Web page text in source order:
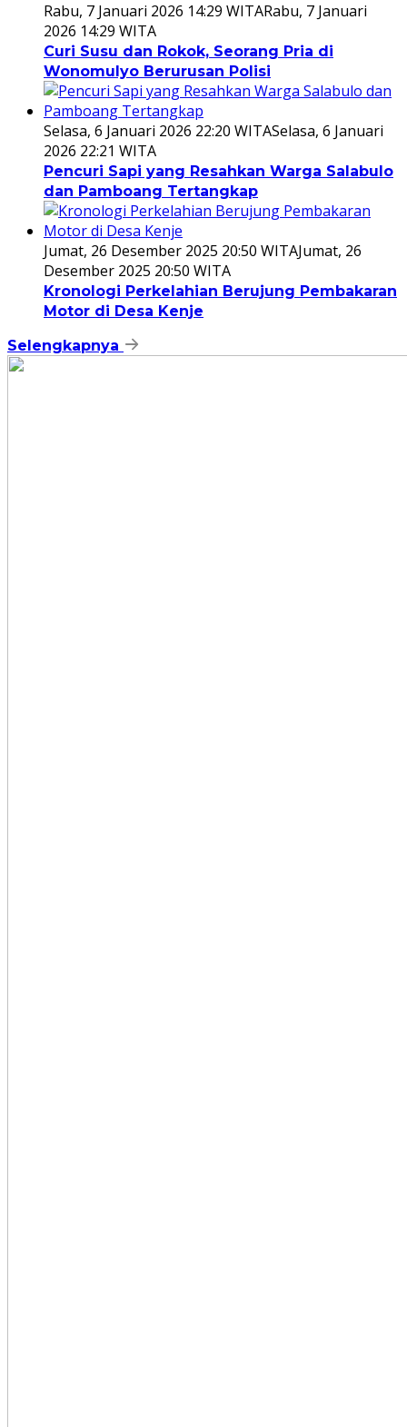
Rabu, 7 Januari 2026 14:29 WITARabu, 7 Januari
2026 14:29 WITA
Curi Susu dan Rokok, Seorang Pria di
Wonomulyo Berurusan Polisi
Selasa, 6 Januari 2026 22:20 WITASelasa, 6 Januari
2026 22:21 WITA
Pencuri Sapi yang Resahkan Warga Salabulo
dan Pamboang Tertangkap
Jumat, 26 Desember 2025 20:50 WITAJumat, 26
Desember 2025 20:50 WITA
Kronologi Perkelahian Berujung Pembakaran
Motor di Desa Kenje
Selengkapnya